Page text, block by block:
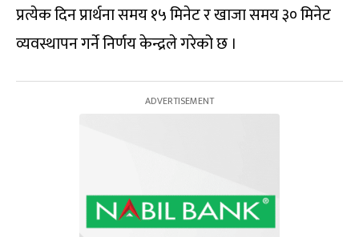
प्रत्येक दिन प्रार्थना समय १५ मिनेट र खाजा समय ३० मिनेट
व्यवस्थापन गर्ने निर्णय केन्द्रले गरेको छ ।